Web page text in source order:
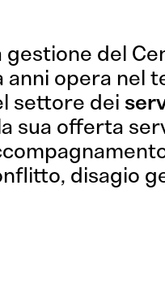
gestione del
anni opera nel
settore dei
sua offerta
disagio